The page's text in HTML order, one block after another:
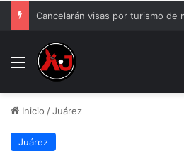
Cancelarán visas por turismo de
Menu
Inicio /Juárez
Juárez